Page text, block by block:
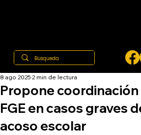
Propone coordinación
FGE en casos graves
acoso escolar
8 ago 2025 2 min de lectura